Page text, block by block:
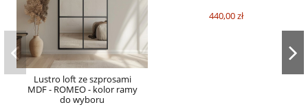
Lustro loft ze szprosami
MDF - ROMEO - kolor ramy
do wyboru
440,00 zł